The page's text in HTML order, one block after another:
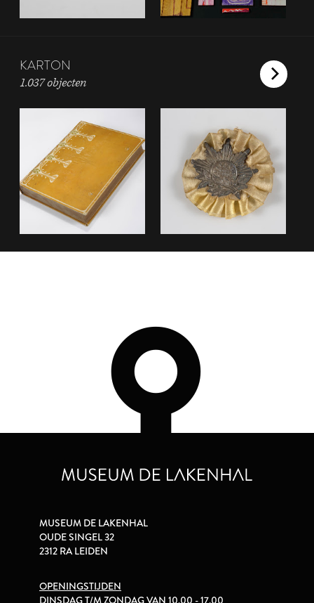
KARTON
1.037 objecten
MUSEUM DE LAKENHAL
OUDE SINGEL 32
2312 RA LEIDEN
OPENINGSTIJDEN